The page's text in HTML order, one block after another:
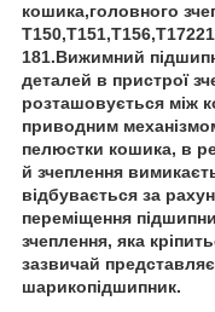
кошика,головного
181.Вижимний
деталей в пристрої
розташовується між
приводним
пелюстки кошика, в
й зчеплення
відбувається за
переміщення
зчеплення, яка
зазвичай
шарикопідшипник.